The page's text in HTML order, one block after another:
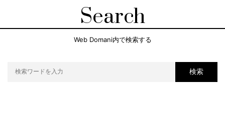
Search
Web Domani内で検索する
検索